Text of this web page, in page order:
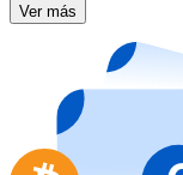
Nuevo
Compra
Ir a la tienda
Ver más